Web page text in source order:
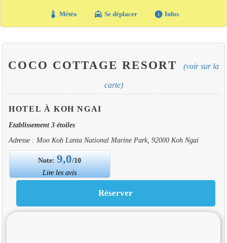
thermostat Météo local_taxi Se déplacer info Infos
COCO COTTAGE RESORT (voir sur la
carte)
HOTEL À KOH NGAI
Etablissement 3 étoiles
Adresse : Moo Koh Lanta National Marine Park, 92000 Koh Ngai
Note:9,0/10
Lire les avis